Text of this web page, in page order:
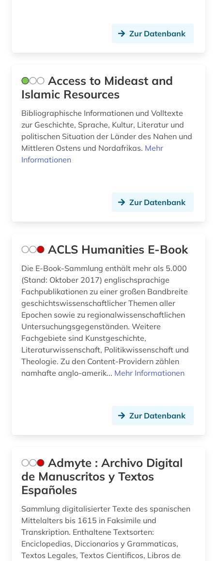
bibliografie 1945-1990 (1)
bibliothek (2)
bibliotheken (1)
bibliotheksbestand (2)
bildungsforschung (2)
biografie (18)
biographie (8)
biographie. (1)
biologie (2)
bodoni (1)
brauch (1)
bretonisch (1)
brief (4)
briefe (1)
briefsammlung (2)
Zur Datenbank
Access to Mideast and
Islamic Resources
Bibliographische Informationen und Volltexte
zur Geschichte, Sprache, Kultur, Literatur und
politischen Situation der Länder des Nahen und
Mittleren Ostens und Nordafrikas. Mehr
Informationen
Zur Datenbank
ACLS Humanities E-Book
Die E-Book-Sammlung enthält mehr als 5.000
(Stand: Oktober 2017) englischsprachige
Fachpublikationen zu einer großen Bandbreite
geschichtswissenschaftlicher Themen aller
Epochen sowie zu regionalwissenschaftlichen
Untersuchungsgegenständen. Weitere
Fachgebiete sind Kunstgeschichte,
Literaturwissenschaft, Politikwissenschaft und
Theologie. Zu den Content-Providern zählen
namhafte anglo-amerik... Mehr Informationen
Zur Datenbank
Admyte : Archivo Digital
de Manuscritos y Textos
Españoles
Sammlung digitalisierter Texte des spanischen
Mittelalters bis 1615 in Faksimile und
Transkription. Enthaltene Textsorten:
Enciclopedias, Diccionarios y Grammaticas,
Textos Legales, Textos Cientificos, Libros de